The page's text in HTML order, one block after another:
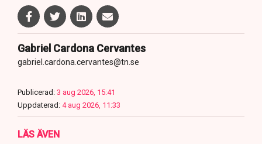
Gabriel Cardona Cervantes
gabriel.cardona.cervantes@tn.se
Publicerad: 3 aug 2026, 15:41
Uppdaterad: 4 aug 2026, 11:33
LÄS ÄVEN